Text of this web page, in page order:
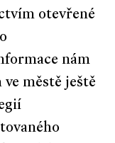
otevřené
nám
městě ještě